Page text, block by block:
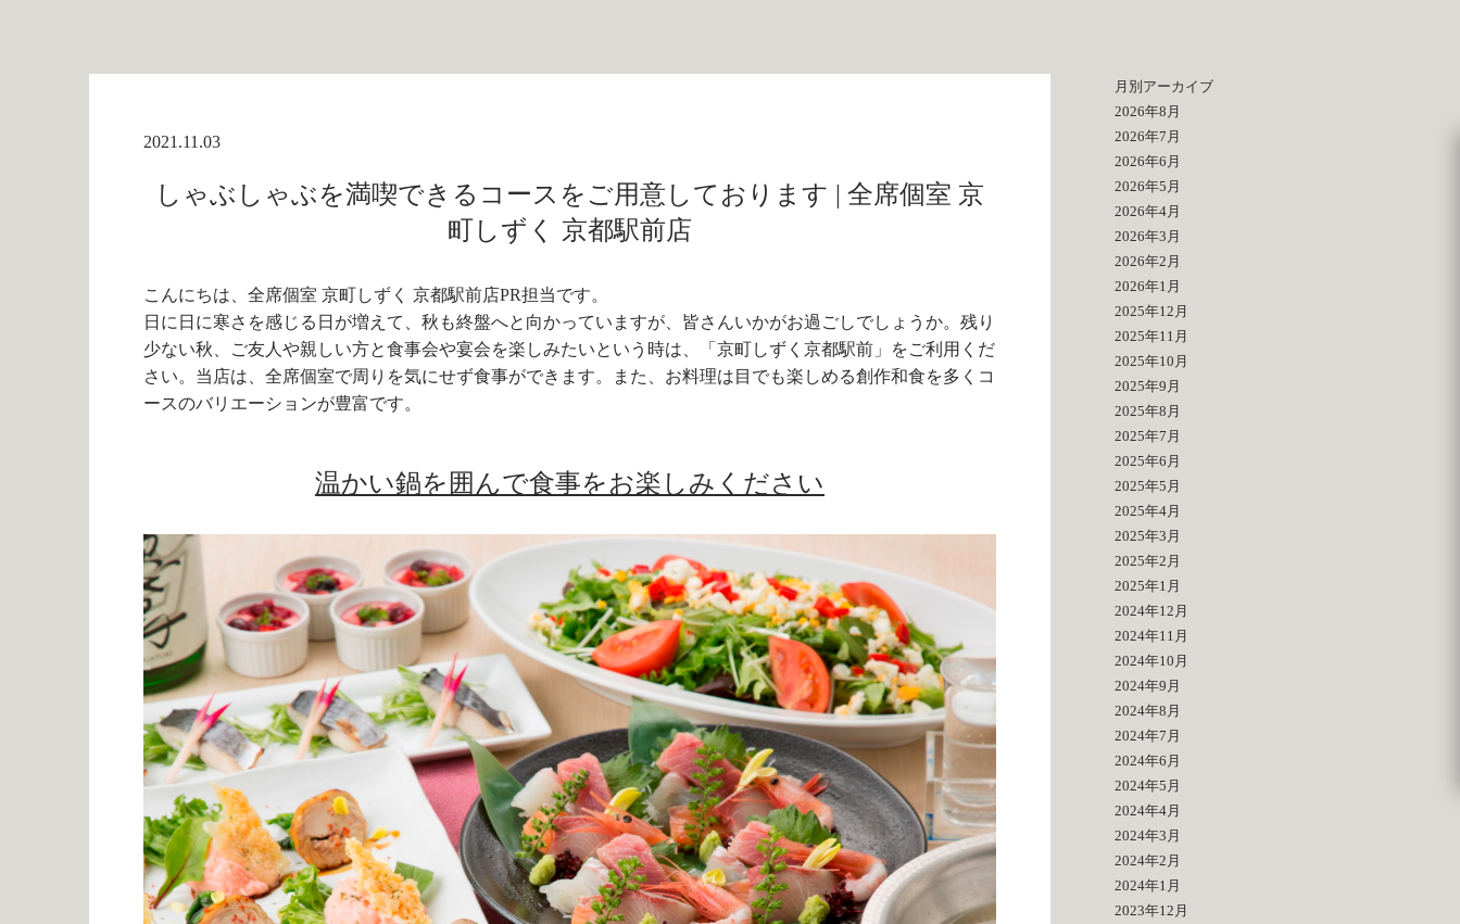
2021.11.03
しゃぶしゃぶを満喫できるコースをご用意しております | 全席個室 京
町しずく 京都駅前店
こんにちは、全席個室 京町しずく 京都駅前店PR担当です。
日に日に寒さを感じる日が増えて、秋も終盤へと向かっていますが、皆さんいかがお過ごしでしょうか。残り
少ない秋、ご友人や親しい方と食事会や宴会を楽しみたいという時は、「京町しずく京都駅前」をご利用くだ
さい。当店は、全席個室で周りを気にせず食事ができます。また、お料理は目でも楽しめる創作和食を多くコ
ースのバリエーションが豊富です。
温かい鍋を囲んで食事をお楽しみください
月別アーカイブ
2026年8月
2026年7月
2026年6月
2026年5月
2026年4月
2026年3月
2026年2月
2026年1月
2025年12月
2025年11月
2025年10月
2025年9月
2025年8月
2025年7月
2025年6月
2025年5月
2025年4月
2025年3月
2025年2月
2025年1月
2024年12月
2024年11月
2024年10月
2024年9月
2024年8月
2024年7月
2024年6月
2024年5月
2024年4月
2024年3月
2024年2月
2024年1月
2023年12月